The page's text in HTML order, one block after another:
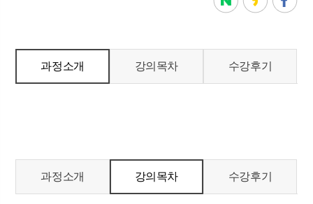
과정소개 강의목차 수강후기
과정소개 강의목차 수강후기